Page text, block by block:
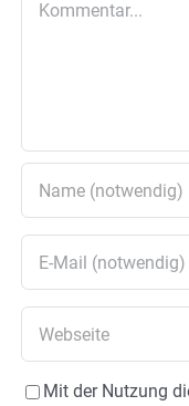
Mit der Nutzung